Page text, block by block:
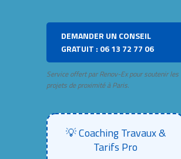
DEMANDER UN CONSEIL
GRATUIT : 06 13 72 77 06
Service offert par Renov-Ex pour soutenir les
projets de proximité à Paris.
💡 Coaching Travaux &
Tarifs Pro